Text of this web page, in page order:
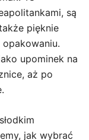
są
pięknie
upominek na
aż po
jak wybrać